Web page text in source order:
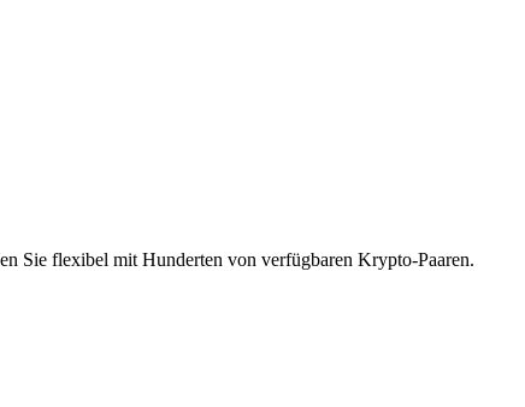
Sie flexibel mit Hunderten von verfügbaren Krypto-Paaren.